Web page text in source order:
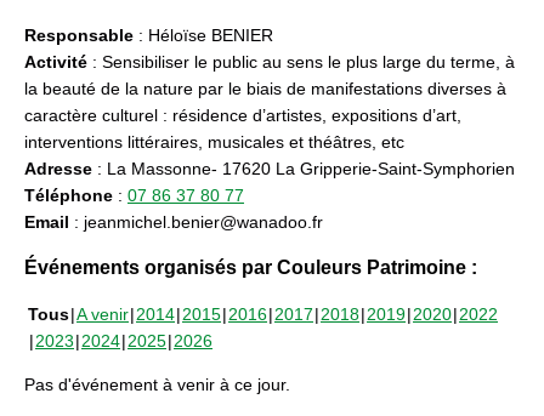
Responsable : Héloïse BENIER
Activité : Sensibiliser le public au sens le plus large du terme, à
la beauté de la nature par le biais de manifestations diverses à
caractère culturel : résidence d’artistes, expositions d’art,
interventions littéraires, musicales et théâtres, etc
Adresse : La Massonne- 17620 La Gripperie-Saint-Symphorien
Téléphone : 07 86 37 80 77
Email : jeanmichel.benier@wanadoo.fr
Événements organisés par Couleurs Patrimoine :
Tous A venir 2014 2015 2016 2017 2018 2019 2020 2022
2023 2024 2025 2026
Pas d'événement à venir à ce jour.